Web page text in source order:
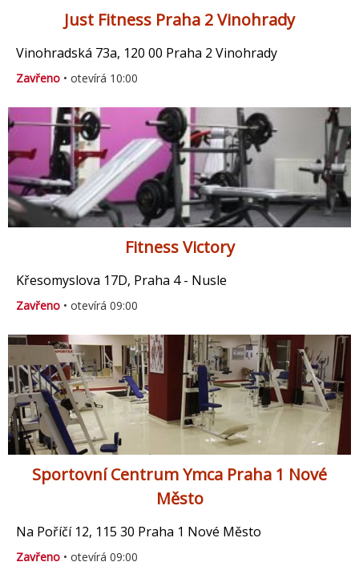
Just Fitness Praha 2 Vinohrady
Vinohradská 73a, 120 00 Praha 2 Vinohrady
Zavřeno • otevírá 10:00
Fitness Victory
Křesomyslova 17D, Praha 4 - Nusle
Zavřeno • otevírá 09:00
Sportovní Centrum Ymca Praha 1 Nové
Město
Na Poříčí 12, 115 30 Praha 1 Nové Město
Zavřeno • otevírá 09:00